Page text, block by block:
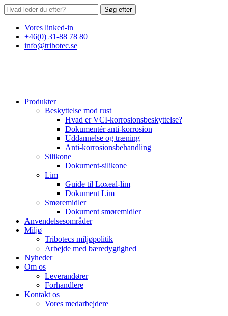
Søg efter
Vores linked-in
+46(0) 31-88 78 80
info@tribotec.se
Produkter
Beskyttelse mod rust
Hvad er VCI-korrosionsbeskyttelse?
Dokumentér anti-korrosion
Uddannelse og træning
Anti-korrosionsbehandling
Silikone
Dokument-silikone
Lim
Guide til Loxeal-lim
Dokument Lim
Smøremidler
Dokument smøremidler
Anvendelsesområder
Miljø
Tribotecs miljøpolitik
Arbejde med bæredygtighed
Nyheder
Om os
Leverandører
Forhandlere
Kontakt os
Vores medarbejdere